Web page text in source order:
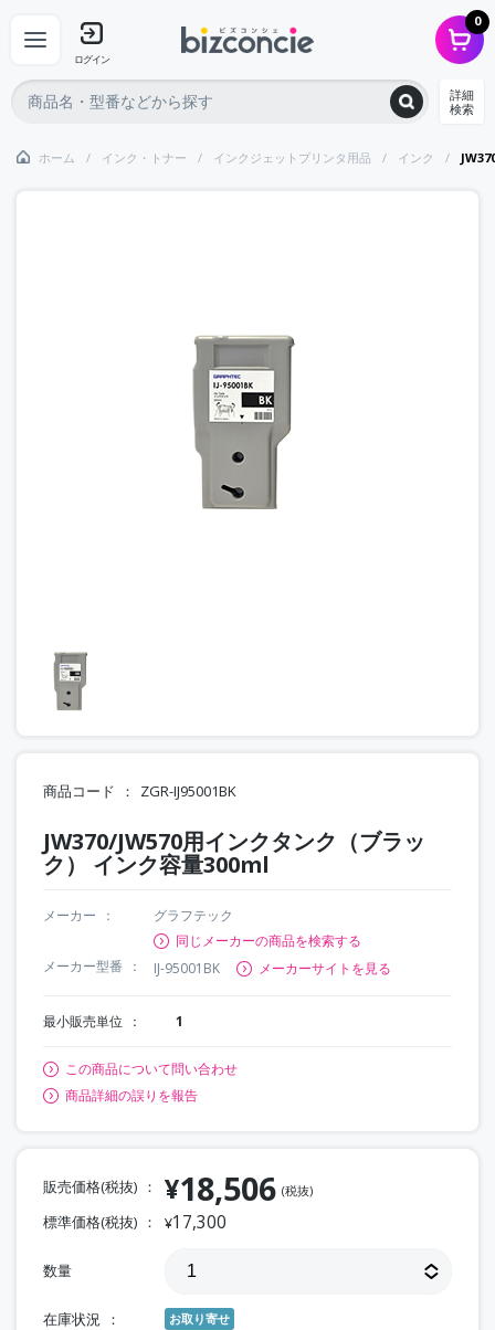
ログイン
0
詳細
検索
ホーム インク・トナー インクジェットプリンタ用品 インク
商品コード ZGR-IJ95001BK
JW370/JW570用インクタンク（ブラッ
ク） インク容量300ml
メーカー
グラフテック
同じメーカーの商品を検索する
メーカー型番
IJ-95001BK メーカーサイトを見る
最小販売単位 1
この商品について問い合わせ
商品詳細の誤りを報告
販売価格(税抜) ¥18,506 (税抜)
標準価格(税抜) ¥17,300
数量
在庫状況 お取り寄せ